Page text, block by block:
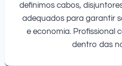
definimos cabos,
adequados para garantir
e economia. Profissional
dentro das